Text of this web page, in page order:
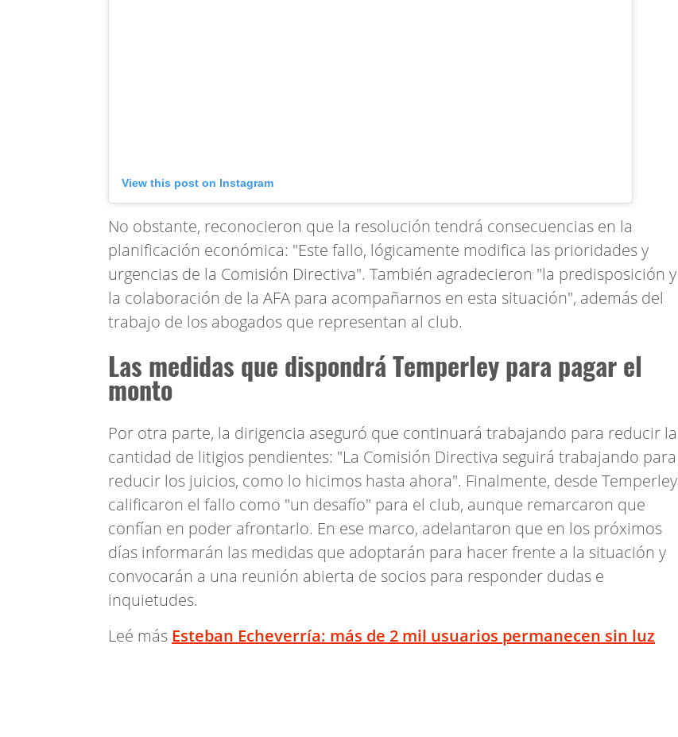
View this post on Instagram
No obstante, reconocieron que la resolución tendrá consecuencias en la
planificación económica: "Este fallo, lógicamente modifica las prioridades y
urgencias de la Comisión Directiva". También agradecieron "la predisposición y
la colaboración de la AFA para acompañarnos en esta situación", además del
trabajo de los abogados que representan al club.
Las medidas que dispondrá Temperley para pagar el
monto
Por otra parte, la dirigencia aseguró que continuará trabajando para reducir la
cantidad de litigios pendientes: "La Comisión Directiva seguirá trabajando para
reducir los juicios, como lo hicimos hasta ahora". Finalmente, desde Temperley
calificaron el fallo como "un desafío" para el club, aunque remarcaron que
confían en poder afrontarlo. En ese marco, adelantaron que en los próximos
días informarán las medidas que adoptarán para hacer frente a la situación y
convocarán a una reunión abierta de socios para responder dudas e
inquietudes.
Leé más Esteban Echeverría: más de 2 mil usuarios permanecen sin luz